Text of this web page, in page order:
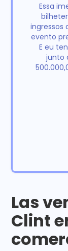
Essa
ingressos
evento
E eu
junto
Las
Clint